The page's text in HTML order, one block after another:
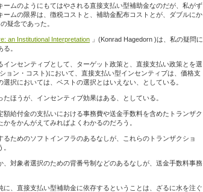
ームのようにもてはやされる直接支払い型補助金なのだが、私がず
ームの限界は、徴税コストと、補助金配布コストとが、ダブルにか
疑念であった。
an Institutional Interpretation 」(Konrad Hagedorn )は、私の疑問に
。
インセンティブとして、ターゲット政策と、直接支払い政策とを選
ョン・コスト)において、直接支払い型インセンティブは、価格支
択においては、ベストの選択とはいえない、としている。
ほうが、インセンティブ効果はある、としている。
給付金の支払いにおける事務費や送金手数料を含めたトランザク
をかんがえてみればよくわかるのだろう。
るためのソフトインフラのあるなしが、これらのトランザクショ
対象者選択のための背番号制などのあるなしが、送金手数料事務
に、直接支払い型補助金に依存するということは、ざるに水を注ぐ